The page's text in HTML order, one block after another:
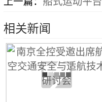
相关新闻